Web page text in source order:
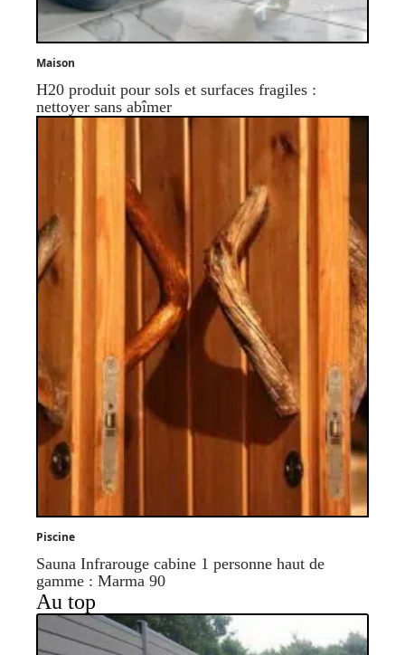
Maison
H20 produit pour sols et surfaces fragiles :
nettoyer sans abîmer
Piscine
Sauna Infrarouge cabine 1 personne haut de
gamme : Marma 90
Au top